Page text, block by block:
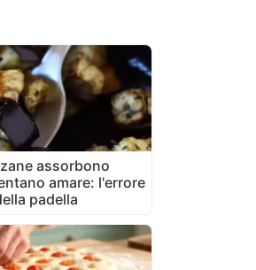
assorbono
amare: l'errore
padella